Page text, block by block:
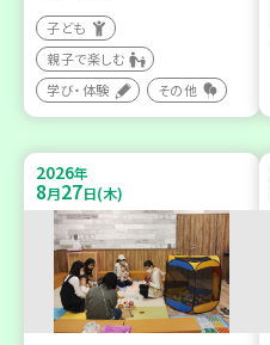
子ども
親子で楽しむ
学び・体験
その他
2026年
8月27日(木)